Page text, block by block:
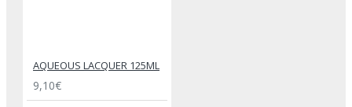
AQUEOUS LACQUER 125ML
9,10€